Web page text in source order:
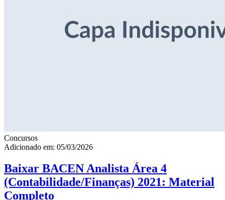
Concursos
Adicionado em: 05/03/2026
Baixar BACEN Analista Área 4
(Contabilidade/Finanças) 2021: Material
Completo